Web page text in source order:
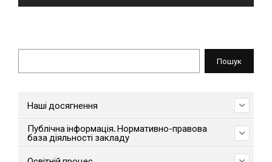
Пошук
Наші досягнення
Публічна інформація. Нормативно-правова
база діяльності закладу